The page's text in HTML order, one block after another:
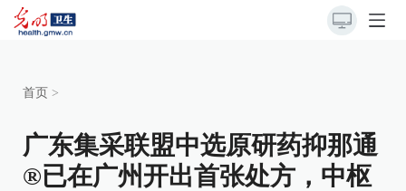
首页 >
广东集采联盟中选原研药抑那通
®已在广州开出首张处方，中枢